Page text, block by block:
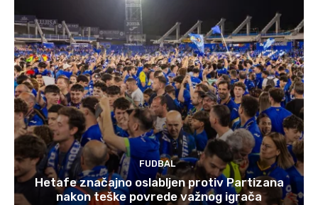
FUDBAL
Hetafe značajno oslabljen protiv Partizana
nakon teške povrede važnog igrača